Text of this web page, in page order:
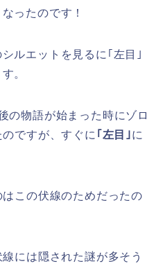
ったのです！
ルエットを見るに｢左目｣
。
の物語が始まった時にゾロ
ですが、すぐに ｢左目｣ に
はこの伏線のためだったの
には隠された謎が多そう